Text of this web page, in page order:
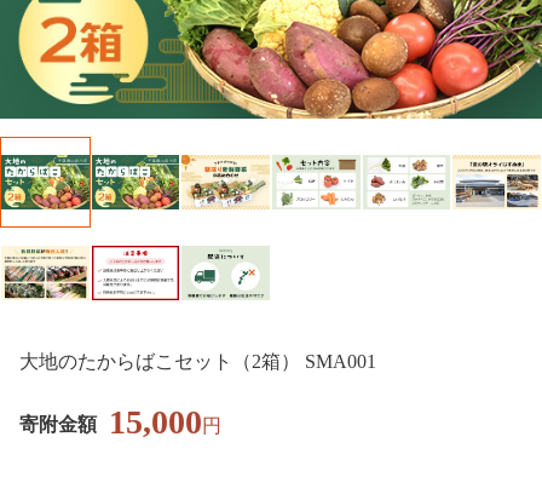
大地のたからばこセット（2箱） SMA001
寄附金額 15,000円